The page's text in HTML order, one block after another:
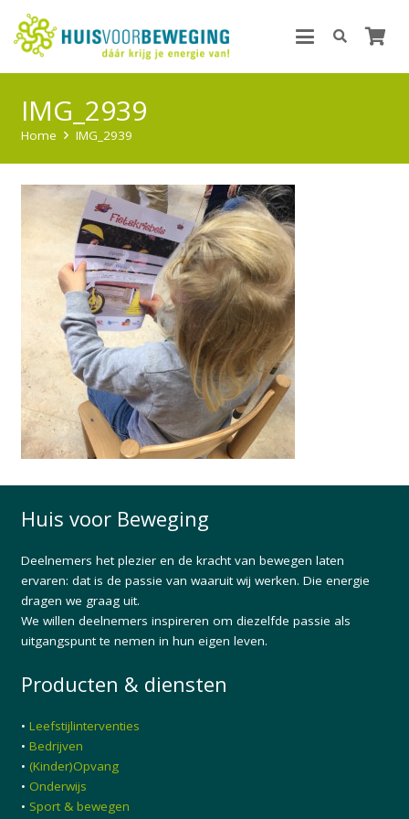
IMG_2939
Home IMG_2939
Huis voor Beweging
Deelnemers het plezier en de kracht van bewegen laten
ervaren: dat is de passie van waaruit wij werken. Die energie
dragen we graag uit.
We willen deelnemers inspireren om diezelfde passie als
uitgangspunt te nemen in hun eigen leven.
Producten & diensten
• Leefstijlinterventies
• Bedrijven
• (Kinder)Opvang
• Onderwijs
• Sport & bewegen